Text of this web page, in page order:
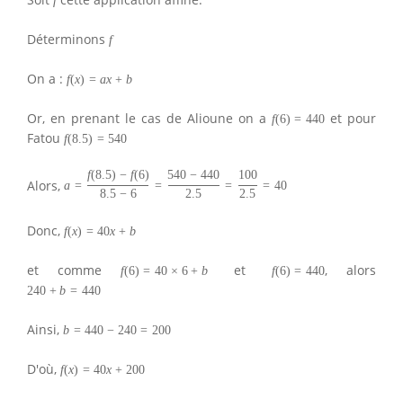
Déterminons f
On a : f(x) = ax + b
Or, en prenant le cas de Alioune on a f(6) = 440 et pour
Fatou f(8.5) = 540
Alors, a =
f(8.5) − f(6)
8.5 − 6
=
540 − 440
2.5
=
100
2.5
= 40
Donc, f(x) = 40x + b
et comme f(6) = 40 × 6 + b et f(6) = 440, alors
240 + b = 440
Ainsi, b = 440 − 240 = 200
D'où, f(x) = 40x + 200